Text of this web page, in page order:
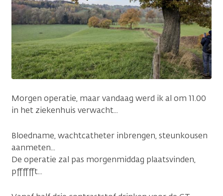
Morgen operatie, maar vandaag werd ik al om 11.00
in het ziekenhuis verwacht...
Bloedname, wachtcatheter inbrengen, steunkousen
aanmeten...
De operatie zal pas morgenmiddag plaatsvinden,
pfffffft...